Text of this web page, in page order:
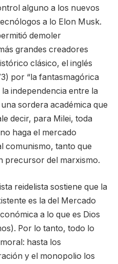
alguno a los nuevos
a lo Elon Musk.
demoler
grandes creadores
clásico, el inglés
por “la fantasmagórica
independencia entre la
sordera académica que
decir, para Milei, toda
haga el mercado
comunismo, tanto que
precursor del marxismo.
reidelista sostiene que la
es la del Mercado
a lo que es Dios
Por lo tanto, todo lo
hasta los
y el monopolio los